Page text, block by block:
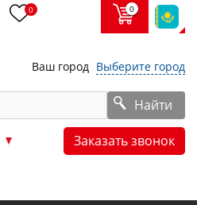
0 0
Ваш город Выберите город
Найти
Заказать звонок